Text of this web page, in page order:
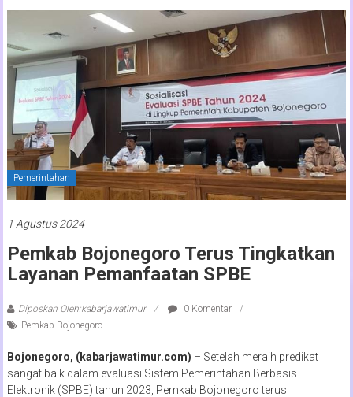
Timur
Media
Online
Jawa
Timur
Pemerintahan
1 Agustus 2024
Pemkab Bojonegoro Terus Tingkatkan
Layanan Pemanfaatan SPBE
Diposkan Oleh:kabarjawatimur
0 Komentar
Pemkab Bojonegoro
Bojonegoro, (kabarjawatimur.com) – Setelah meraih predikat
sangat baik dalam evaluasi Sistem Pemerintahan Berbasis
Elektronik (SPBE) tahun 2023, Pemkab Bojonegoro terus